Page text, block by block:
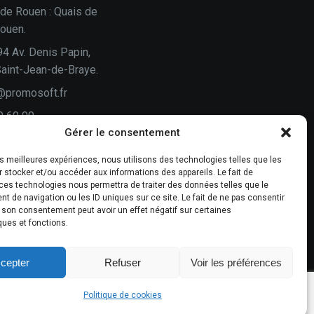
Gérer le consentement
meilleures expériences, nous utilisons des technologies telles que les
stocker et/ou accéder aux informations des appareils. Le fait de
technologies nous permettra de traiter des données telles que le
de navigation ou les ID uniques sur ce site. Le fait de ne pas consentir
son consentement peut avoir un effet négatif sur certaines
et fonctions.
Refuser Voir les préférences
Politique de cookies
Rouen : Quais de
Av. Denis Papin,
Jean-de-Braye.
60 00
compte !
un avis.
Mentions légales Politique de cookies